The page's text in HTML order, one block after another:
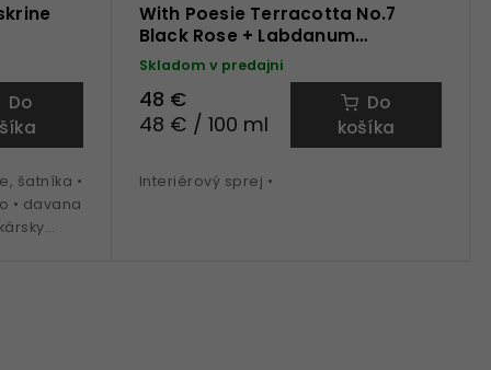
Do
šatníka •
• davana
With Poesie Terracotta No.7
Black Rose + Labdanum
interiérový sprej
Skladom v predajni
48 €
48 € / 100 ml
Do
košíka
Interiérový sprej •